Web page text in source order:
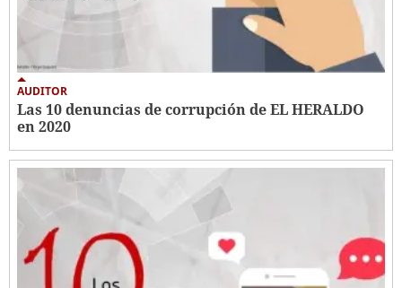
AUDITOR
Las 10 denuncias de corrupción de EL HERALDO
en 2020